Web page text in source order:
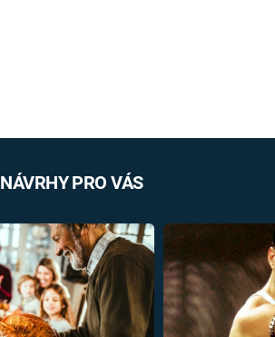
NÁVRHY PRO VÁS